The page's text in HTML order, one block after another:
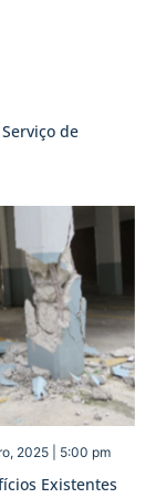
de
Existentes
2025 | 5:00 pm